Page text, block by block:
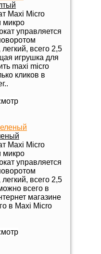
Maxi Micro
микро
управляется
всего 2,5
игрушка для
maxi micro
кликов в
Maxi Micro
микро
управляется
всего 2,5
всего в
магазине
в Maxi Micro